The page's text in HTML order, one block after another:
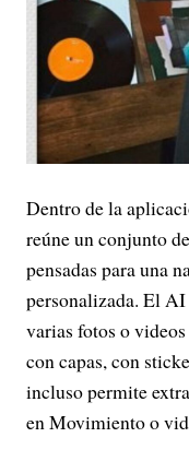
Dentro de la
reúne un conjunto
pensadas para una
personalizada. El
varias fotos o
con capas, con
incluso permite
en Movimiento o